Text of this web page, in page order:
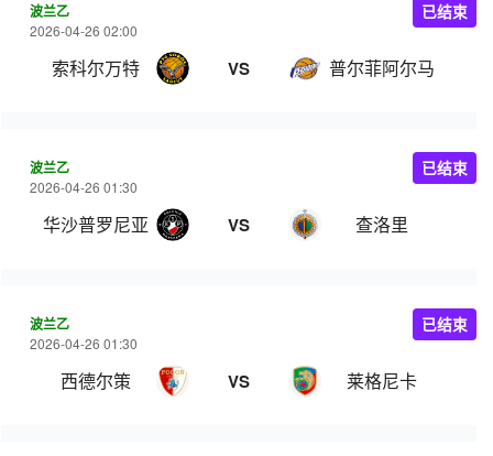
波兰乙
2026-04-26 02:00
索科尔万特 VS 普尔菲阿尔马
已结束
波兰乙
2026-04-26 01:30
华沙普罗尼亚 VS 查洛里
已结束
波兰乙
2026-04-26 01:30
西德尔策 VS 莱格尼卡
已结束